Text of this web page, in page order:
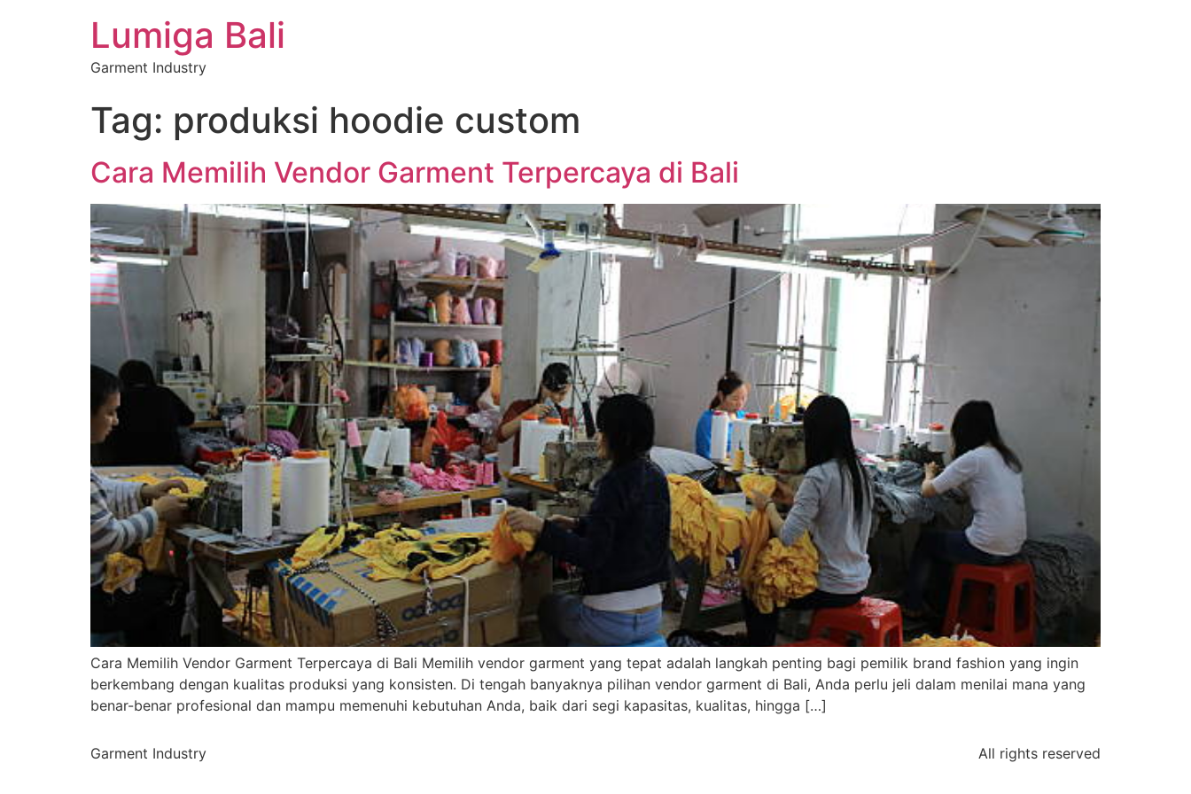
Lumiga Bali
Garment Industry
Tag: produksi hoodie custom
Cara Memilih Vendor Garment Terpercaya di Bali
Cara Memilih Vendor Garment Terpercaya di Bali Memilih vendor garment yang tepat adalah langkah penting bagi pemilik brand fashion yang ingin
berkembang dengan kualitas produksi yang konsisten. Di tengah banyaknya pilihan vendor garment di Bali, Anda perlu jeli dalam menilai mana yang
benar-benar profesional dan mampu memenuhi kebutuhan Anda, baik dari segi kapasitas, kualitas, hingga […]
Garment Industry All rights reserved